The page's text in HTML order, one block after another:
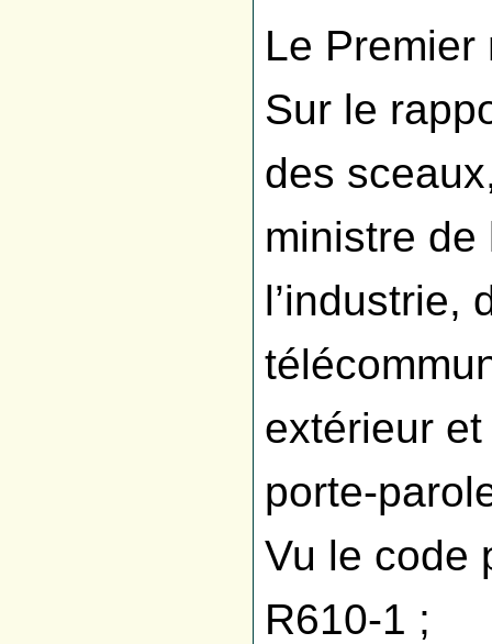
Le Premier
Sur le
des
ministre de
l’industrie,
extérieur
porte-
Vu le code
R610-1 ;